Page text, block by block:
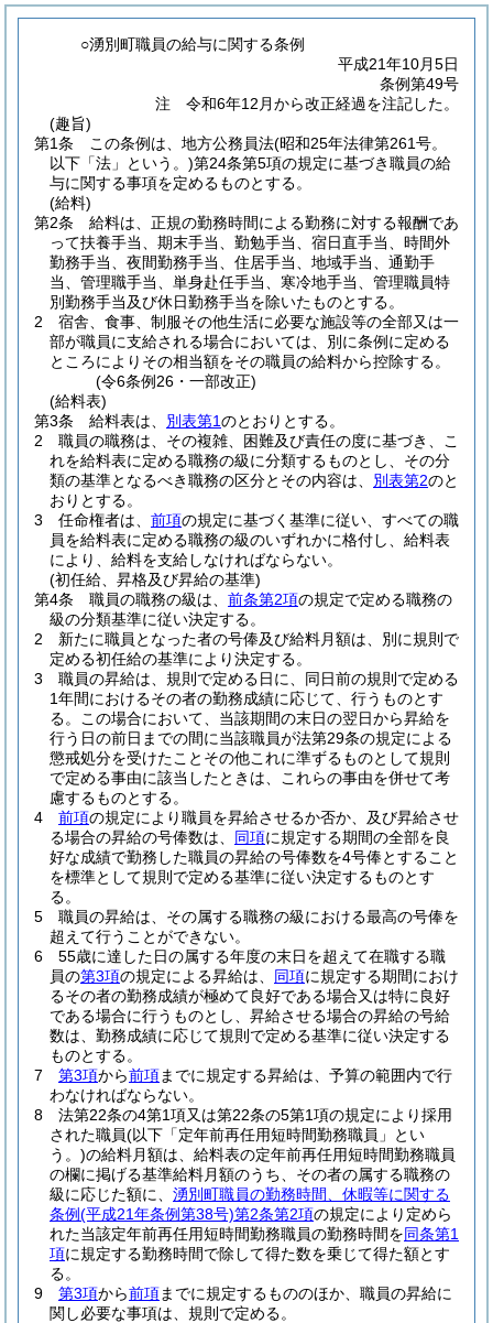
○湧別町職員の給与に関する条例
平成21年10月5日
条例第49号
注 令和6年12月から改正経過を注記した。
(趣旨)
第1条
この条例は、地方公務員法(昭和25年法律第261号。
以下「法」という。)第24条第5項の規定に基づき職員の給
与に関する事項を定めるものとする。
(給料)
第2条
給料は、正規の勤務時間による勤務に対する報酬であ
って扶養手当、期末手当、勤勉手当、宿日直手当、時間外
勤務手当、夜間勤務手当、住居手当、地域手当、通勤手
当、管理職手当、単身赴任手当、寒冷地手当、管理職員特
別勤務手当及び休日勤務手当を除いたものとする。
2
宿舎、食事、制服その他生活に必要な施設等の全部又は一
部が職員に支給される場合においては、別に条例に定める
ところによりその相当額をその職員の給料から控除する。
(令6条例26・一部改正)
(給料表)
第3条
給料表は、 別表第1のとおりとする。
2
職員の職務は、その複雑、困難及び責任の度に基づき、こ
れを給料表に定める職務の級に分類するものとし、その分
類の基準となるべき職務の区分とその内容は、 別表第2のと
おりとする。
3
任命権者は、 前項の規定に基づく基準に従い、すべての職
員を給料表に定める職務の級のいずれかに格付し、給料表
により、給料を支給しなければならない。
(初任給、昇格及び昇給の基準)
第4条
職員の職務の級は、 前条第2項の規定で定める職務の
級の分類基準に従い決定する。
2
新たに職員となった者の号俸及び給料月額は、別に規則で
定める初任給の基準により決定する。
3
職員の昇給は、規則で定める日に、同日前の規則で定める
1年間におけるその者の勤務成績に応じて、行うものとす
る。
この場合において、当該期間の末日の翌日から昇給を
行う日の前日までの間に当該職員が法第29条の規定による
懲戒処分を受けたことその他これに準ずるものとして規則
で定める事由に該当したときは、これらの事由を併せて考
慮するものとする。
4
前項の規定により職員を昇給させるか否か、及び昇給させ
る場合の昇給の号俸数は、 同項に規定する期間の全部を良
好な成績で勤務した職員の昇給の号俸数を4号俸とすること
を標準として規則で定める基準に従い決定するものとす
る。
5
職員の昇給は、その属する職務の級における最高の号俸を
超えて行うことができない。
6
55歳に達した日の属する年度の末日を超えて在職する職
員の第3項の規定による昇給は、 同項に規定する期間におけ
るその者の勤務成績が極めて良好である場合又は特に良好
である場合に行うものとし、昇給させる場合の昇給の号給
数は、勤務成績に応じて規則で定める基準に従い決定する
ものとする。
7
第3項から前項までに規定する昇給は、予算の範囲内で行
わなければならない。
8
法第22条の4第1項又は第22条の5第1項の規定により採用
された職員(以下「定年前再任用短時間勤務職員」とい
う。)の給料月額は、給料表の定年前再任用短時間勤務職員
の欄に掲げる基準給料月額のうち、その者の属する職務の
級に応じた額に、 湧別町職員の勤務時間、休暇等に関する
条例(平成21年条例第38号)第2条第2項の規定により定めら
れた当該定年前再任用短時間勤務職員の勤務時間を同条第1
項に規定する勤務時間で除して得た数を乗じて得た額とす
る。
9
第3項から前項までに規定するもののほか、職員の昇給に
関し必要な事項は、規則で定める。